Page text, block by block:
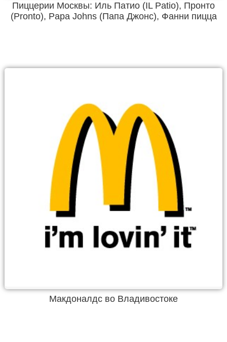
Пиццерии Москвы: Иль Патио (IL Patio), Пронто
(Pronto), Papa Johns (Папа Джонс), Фанни пицца
Макдоналдс во Владивостоке